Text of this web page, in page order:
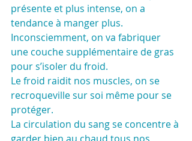
présente et plus intense, on a
tendance à manger plus.
Inconsciemment, on va fabriquer
une couche supplémentaire de gras
pour s’isoler du froid.
Le froid raidit nos muscles, on se
recroqueville sur soi même pour se
protéger.
La circulation du sang se concentre à